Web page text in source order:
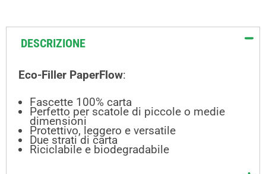
DESCRIZIONE
Eco-Filler PaperFlow:
Fascette 100% carta
Perfetto per scatole di piccole o medie
dimensioni
Protettivo, leggero e versatile
Due strati di carta
Riciclabile e biodegradabile